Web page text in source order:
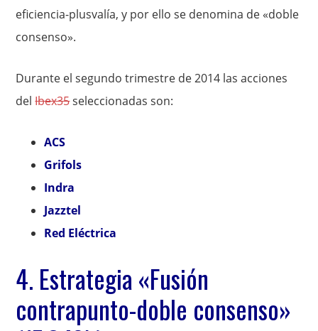
eficiencia-plusvalía, y por ello se denomina de «doble
consenso».
Durante el segundo trimestre de 2014 las acciones
delIbex35seleccionadas son:
ACS
Grifols
Indra
Jazztel
Red Eléctrica
4. Estrategia «Fusión
contrapunto-doble consenso»